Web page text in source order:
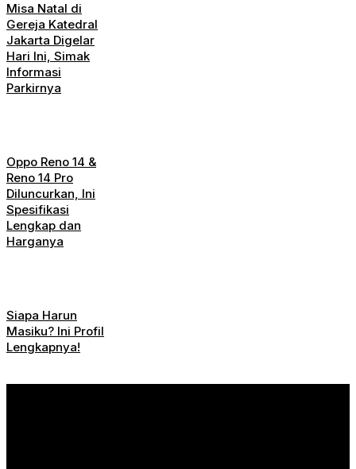
Misa Natal di
Gereja Katedral
Jakarta Digelar
Hari Ini, Simak
Informasi
Parkirnya
Oppo Reno 14 &
Reno 14 Pro
Diluncurkan, Ini
Spesifikasi
Lengkap dan
Harganya
Siapa Harun
Masiku? Ini Profil
Lengkapnya!